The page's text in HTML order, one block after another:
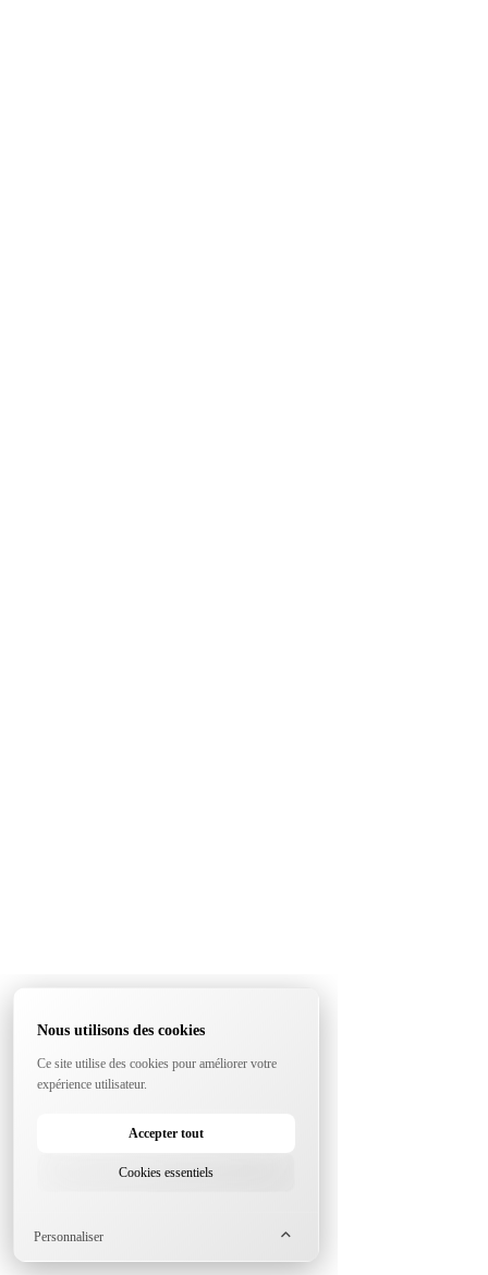
Nous utilisons des cookies
Ce site utilise des cookies pour améliorer votre
expérience utilisateur.
Accepter tout
Cookies essentiels
Personnaliser